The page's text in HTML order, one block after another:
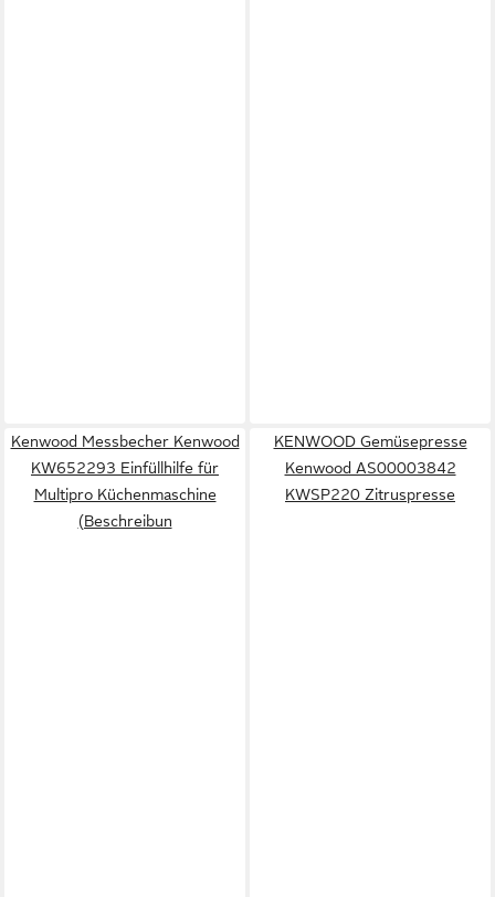
Kenwood Messbecher Kenwood
KW652293 Einfüllhilfe für
Multipro Küchenmaschine
(Beschreibun
KENWOOD Gemüsepresse
Kenwood AS00003842
KWSP220 Zitruspresse